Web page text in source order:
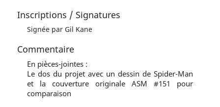
Inscriptions / Signatures
Signée par Gil Kane
Commentaire
En pièces-jointes :
Le dos du projet avec un dessin de Spider-Man
et la couverture originale ASM #151 pour
comparaison